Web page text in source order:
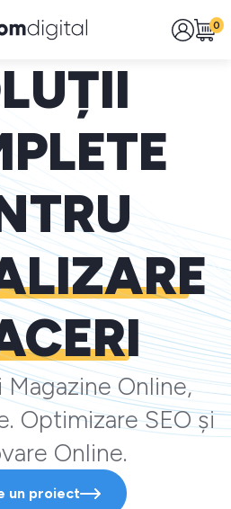
0
Online,
Optimizare SEO și
Online.
un proiect